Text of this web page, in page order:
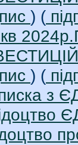
) (
) (
з